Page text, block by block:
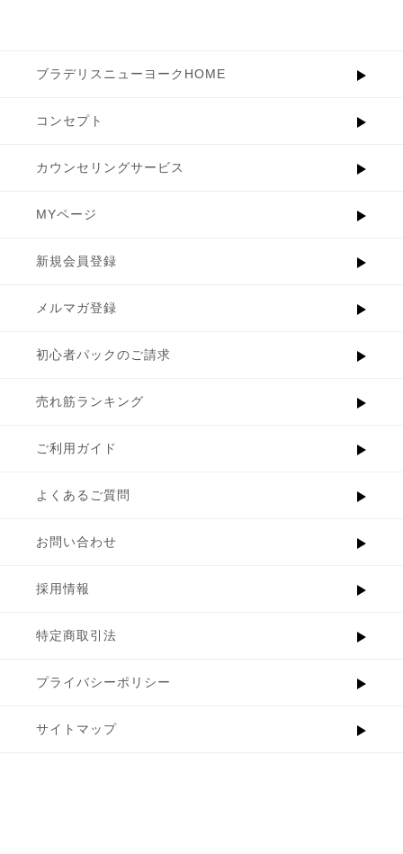
ブラデリスニューヨークHOME
コンセプト
カウンセリングサービス
MYページ
新規会員登録
メルマガ登録
初心者パックのご請求
売れ筋ランキング
ご利用ガイド
よくあるご質問
お問い合わせ
採用情報
特定商取引法
プライバシーポリシー
サイトマップ